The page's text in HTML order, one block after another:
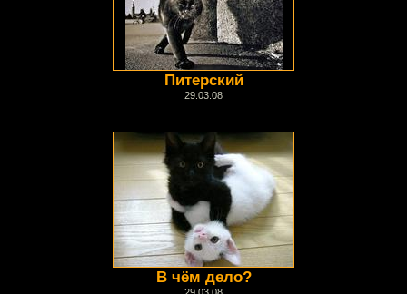
Питерский
29.03.08
В чём дело?